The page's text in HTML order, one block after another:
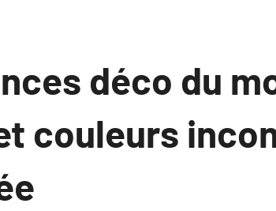
déco du
couleurs